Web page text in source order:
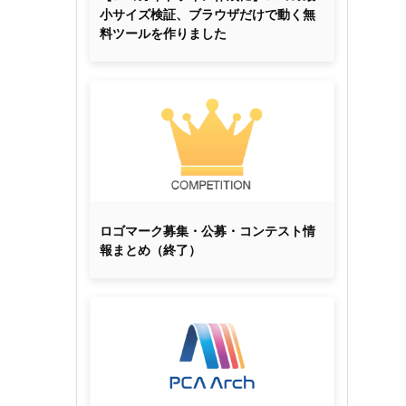
小サイズ検証、ブラウザだけで動く無
料ツールを作りました
ロゴマーク募集・公募・コンテスト情
報まとめ（終了）